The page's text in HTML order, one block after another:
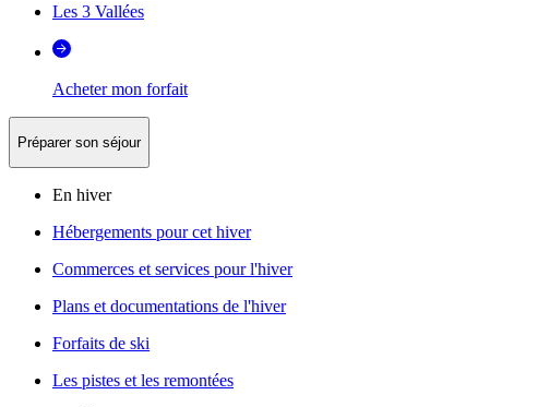
Les 3 Vallées
Acheter mon forfait
Préparer son séjour
En hiver
Hébergements pour cet hiver
Commerces et services pour l'hiver
Plans et documentations de l'hiver
Forfaits de ski
Les pistes et les remontées